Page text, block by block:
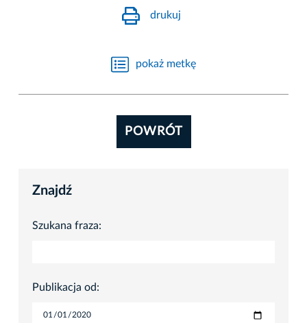
drukuj
pokaż metkę
POWRÓT
Znajdź
Szukana fraza:
Publikacja od: